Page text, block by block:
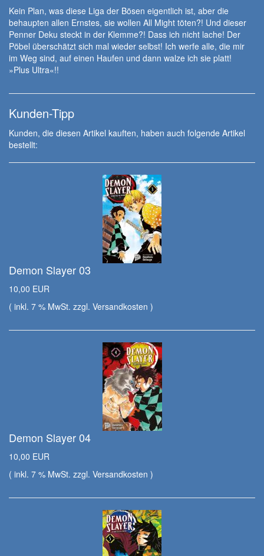
Kein Plan, was diese Liga der Bösen eigentlich ist, aber die
behaupten allen Ernstes, sie wollen All Might töten?! Und dieser
Penner Deku steckt in der Klemme?! Dass ich nicht lache! Der
Pöbel überschätzt sich mal wieder selbst! Ich werfe alle, die mir
im Weg sind, auf einen Haufen und dann walze ich sie platt!
»Plus Ultra«!!
Kunden-Tipp
Kunden, die diesen Artikel kauften, haben auch folgende Artikel
bestellt:
Demon Slayer 03
10,00 EUR
( inkl. 7 % MwSt. zzgl. Versandkosten )
Demon Slayer 04
10,00 EUR
( inkl. 7 % MwSt. zzgl. Versandkosten )